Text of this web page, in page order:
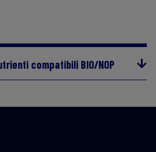
compatibili BIO/NOP